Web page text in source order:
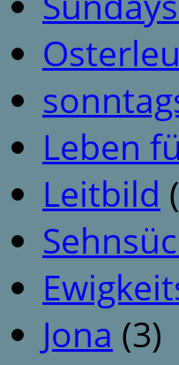
Leben
Leitbild
Jona (3)